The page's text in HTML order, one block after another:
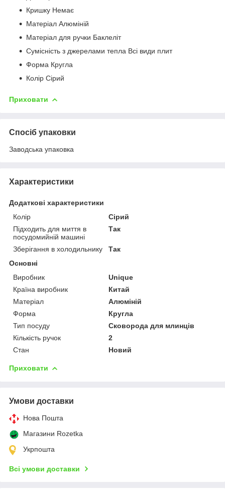
Кришку Немає
Матеріал Алюміній
Матеріал для ручки Баклеліт
Сумісність з джерелами тепла Всі види плит
Форма Кругла
Колір Сірий
Приховати
Спосіб упаковки
Заводська упаковка
Характеристики
Додаткові характеристики
Колір
Сірий
Підходить для миття в
посудомийній машині
Так
Зберігання в холодильнику
Так
Основні
Виробник
Unique
Країна виробник
Китай
Матеріал
Алюміній
Форма
Кругла
Тип посуду
Сковорода для млинців
Кількість ручок
2
Стан
Новий
Приховати
Умови доставки
Нова Пошта
Магазини Rozetka
Укрпошта
Всі умови доставки